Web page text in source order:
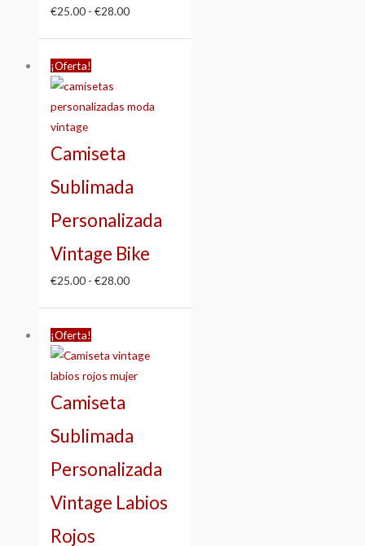
€25.00 - €28.00
¡Oferta!
Camiseta
Sublimada
Personalizada
Vintage Bike
€25.00 - €28.00
desde
¡Oferta!
Camiseta
Sublimada
Personalizada
Vintage Labios
Rojos
precios:
desde
€28.00